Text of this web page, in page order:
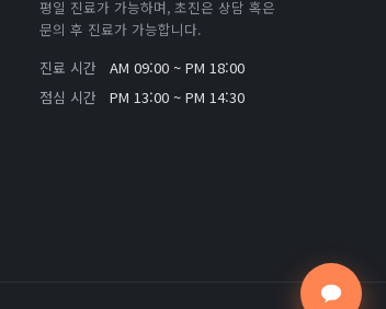
평일 진료가 가능하며, 초진은 상담 혹은
문의 후 진료가 가능합니다.
진료 시간
AM 09:00 ~ PM 18:00
점심 시간
PM 13:00 ~ PM 14:30